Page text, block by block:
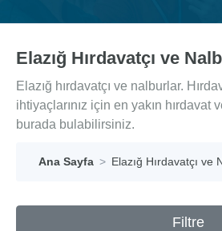
Elazığ Hırdavatçı ve
Elazığ hırdavatçı ve nalburlar.
ihtiyaçlarınız için en yakın hırdavat
burada bulabilirsiniz.
Ana Sayfa Elazığ Hırdavatçı ve
Filtre